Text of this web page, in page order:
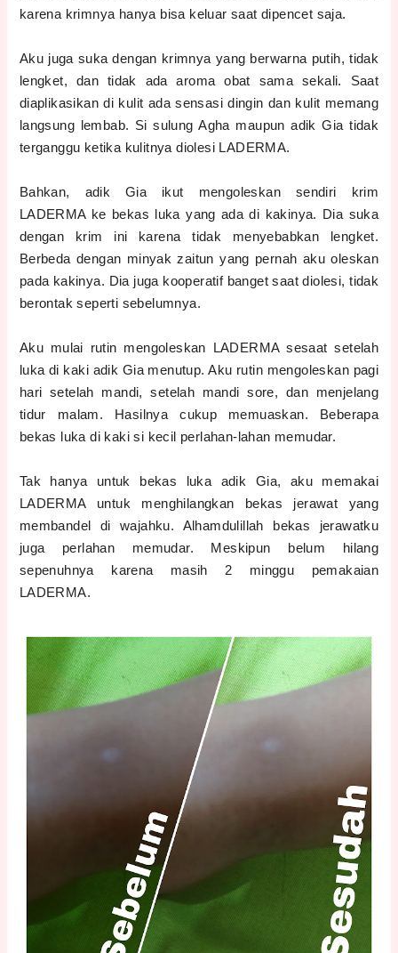
karena krimnya hanya bisa keluar saat dipencet saja.
Aku juga suka dengan krimnya yang berwarna putih, tidak
lengket, dan tidak ada aroma obat sama sekali. Saat
diaplikasikan di kulit ada sensasi dingin dan kulit memang
langsung lembab. Si sulung Agha maupun adik Gia tidak
terganggu ketika kulitnya diolesi LADERMA.
Bahkan, adik Gia ikut mengoleskan sendiri krim
LADERMA ke bekas luka yang ada di kakinya. Dia suka
dengan krim ini karena tidak menyebabkan lengket.
Berbeda dengan minyak zaitun yang pernah aku oleskan
pada kakinya. Dia juga kooperatif banget saat diolesi, tidak
berontak seperti sebelumnya.
Aku mulai rutin mengoleskan LADERMA sesaat setelah
luka di kaki adik Gia menutup. Aku rutin mengoleskan pagi
hari setelah mandi, setelah mandi sore, dan menjelang
tidur malam. Hasilnya cukup memuaskan. Beberapa
bekas luka di kaki si kecil perlahan-lahan memudar.
Tak hanya untuk bekas luka adik Gia, aku memakai
LADERMA untuk menghilangkan bekas jerawat yang
membandel di wajahku. Alhamdulillah bekas jerawatku
juga perlahan memudar. Meskipun belum hilang
sepenuhnya karena masih 2 minggu pemakaian
LADERMA.